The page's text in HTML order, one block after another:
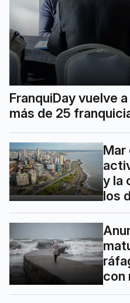
FranquiDay vuelve
más de 25
Mar
y la
los
con